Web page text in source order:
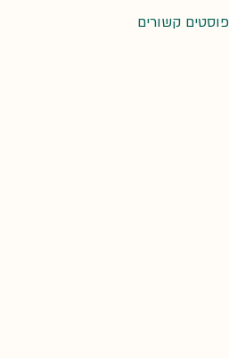
פוסטים קשורים